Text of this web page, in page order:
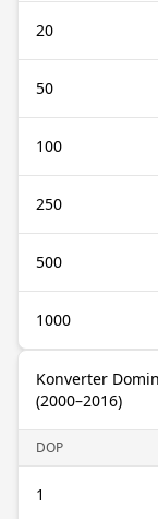
20
50
100
250
500
1000
Konverter
(2000–2016)
DOP
1